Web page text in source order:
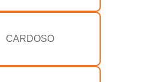
CARDOSO